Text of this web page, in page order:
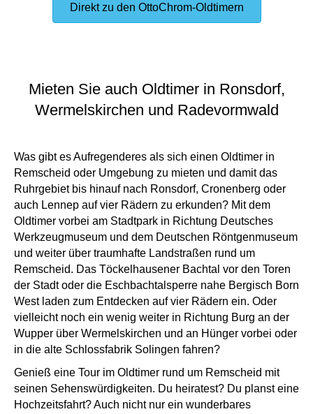
Direkt zu den OttoChrom-Oldtimern
Mieten Sie auch Oldtimer in Ronsdorf,
Wermelskirchen und Radevormwald
Was gibt es Aufregenderes als sich einen Oldtimer in
Remscheid oder Umgebung zu mieten und damit das
Ruhrgebiet bis hinauf nach Ronsdorf, Cronenberg oder
auch Lennep auf vier Rädern zu erkunden? Mit dem
Oldtimer vorbei am Stadtpark in Richtung Deutsches
Werkzeugmuseum und dem Deutschen Röntgenmuseum
und weiter über traumhafte Landstraßen rund um
Remscheid. Das Töckelhausener Bachtal vor den Toren
der Stadt oder die Eschbachtalsperre nahe Bergisch Born
West laden zum Entdecken auf vier Rädern ein. Oder
vielleicht noch ein wenig weiter in Richtung Burg an der
Wupper über Wermelskirchen und an Hünger vorbei oder
in die alte Schlossfabrik Solingen fahren?
Genieß eine Tour im Oldtimer rund um Remscheid mit
seinen Sehenswürdigkeiten. Du heiratest? Du planst eine
Hochzeitsfahrt? Auch nicht nur ein wunderbares